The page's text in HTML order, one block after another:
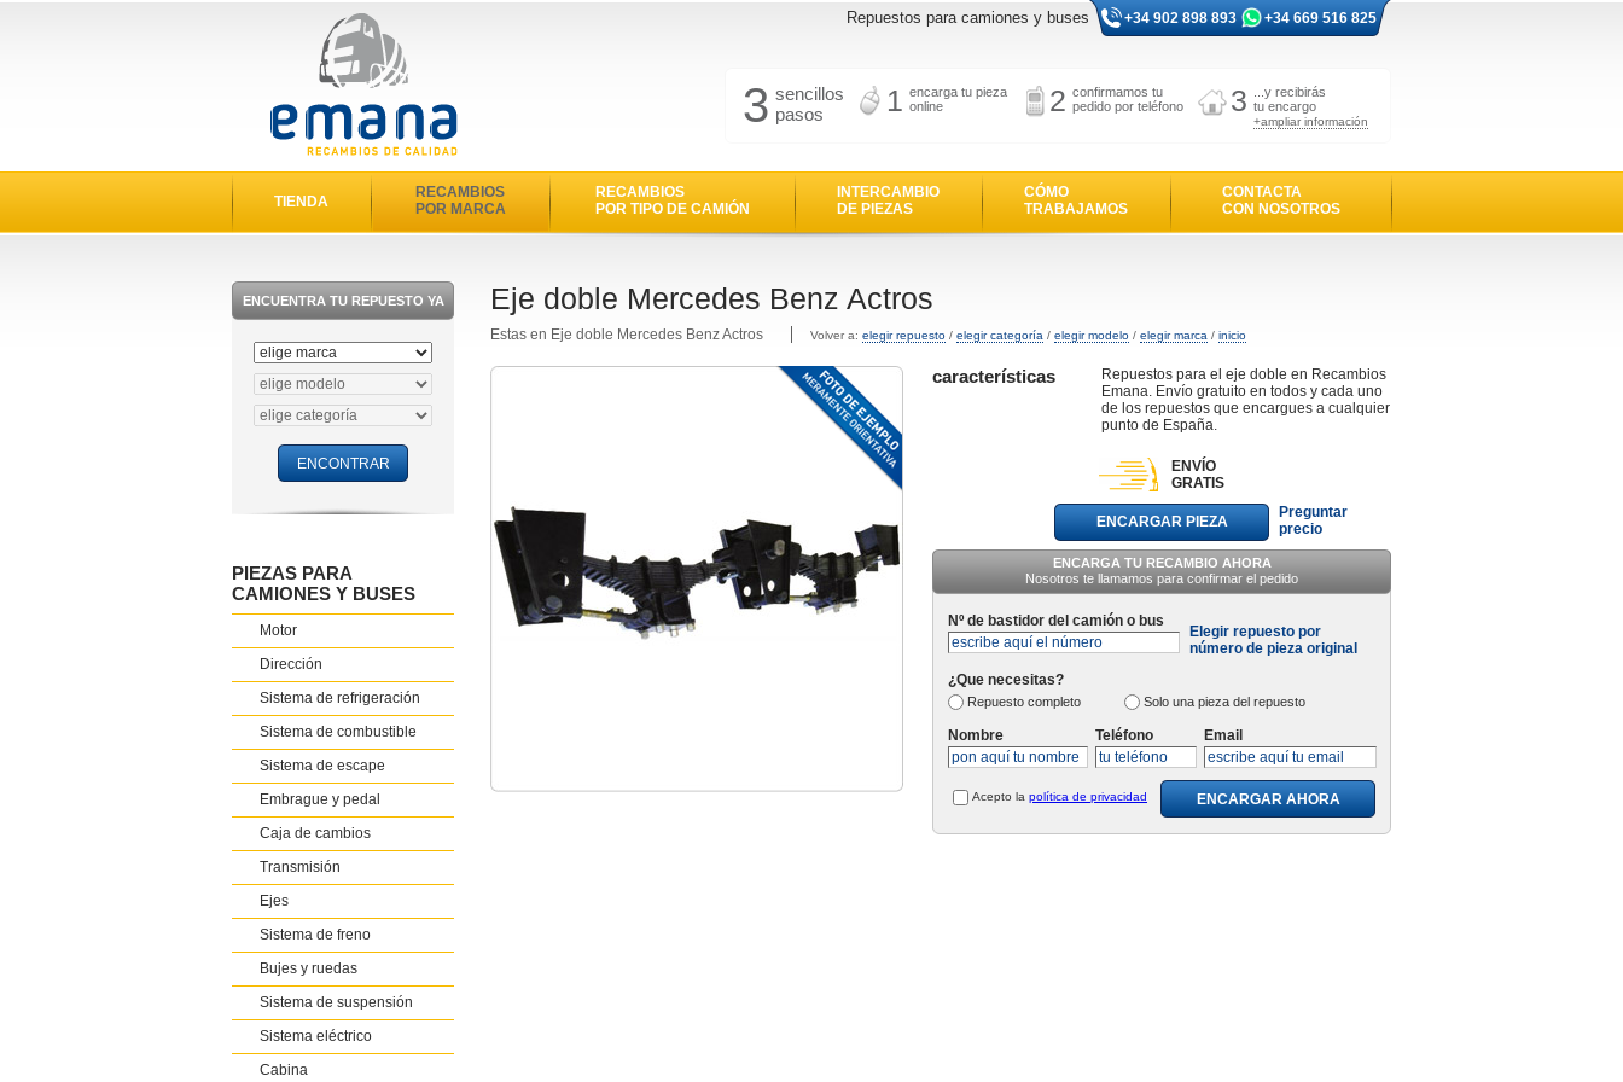
Repuestos para camiones y buses +34 902 898 893 +34 669 516 825
3 sencillos
pasos
1 encarga tu pieza
online
2 confirmamos tu
pedido por teléfono
3
...y recibirás
tu encargo
+ampliar información
TIENDA
RECAMBIOS
POR MARCA
RECAMBIOS
POR TIPO DE CAMIÓN
INTERCAMBIO
DE PIEZAS
CÓMO
TRABAJAMOS
CONTACTA
CON NOSOTROS
ENCUENTRA TU REPUESTO YA
PIEZAS PARA
CAMIONES Y BUSES
Motor
Dirección
Sistema de refrigeración
Sistema de combustible
Sistema de escape
Embrague y pedal
Caja de cambios
Transmisión
Ejes
Sistema de freno
Bujes y ruedas
Sistema de suspensión
Sistema eléctrico
Cabina
Eje doble Mercedes Benz Actros
Estas en Eje doble Mercedes Benz Actros Volver a: elegir repuesto / elegir categoría / elegir modelo / elegir marca / inicio
características
Repuestos para el eje doble en Recambios
Emana. Envío gratuito en todos y cada uno
de los repuestos que encargues a cualquier
punto de España.
ENVÍO
GRATIS
ENCARGAR PIEZA
Preguntar
precio
ENCARGA TU RECAMBIO AHORA
Nosotros te llamamos para confirmar el pedido
Nº de bastidor del camión o bus
Elegir repuesto por
número de pieza original
¿Que necesitas?
Repuesto completo Solo una pieza del repuesto
Nombre Teléfono Email
Acepto la política de privacidad